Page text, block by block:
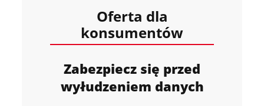
Oferta dla
konsumentów
Zabezpiecz się przed
wyłudzeniem danych